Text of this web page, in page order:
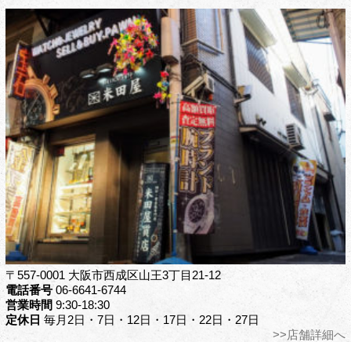
〒557-0001 大阪市西成区山王3丁目21-12
電話番号06-6641-6744
営業時間 9:30-18:30
定休日 毎月2日・7日・12日・17日・22日・27日
>>店舗詳細へ